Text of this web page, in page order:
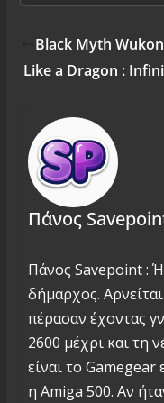
Black Myth
Like a Dragon :
Πάνος
Πάνος Savepoint :
δήμαρχος.
πέρασαν έχοντας
2600 μέχρι και τη
είναι το
η Amiga 500. Αν